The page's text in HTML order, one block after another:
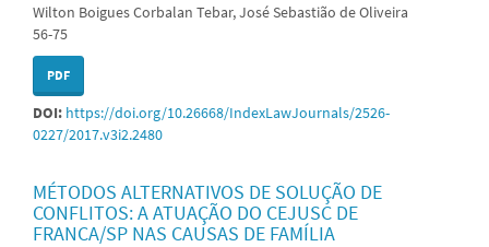
Wilton Boigues Corbalan Tebar, José Sebastião de Oliveira
56-75
PDF
DOI: https://doi.org/10.26668/IndexLawJournals/2526-
0227/2017.v3i2.2480
MÉTODOS ALTERNATIVOS DE SOLUÇÃO DE
CONFLITOS: A ATUAÇÃO DO CEJUSC DE
FRANCA/SP NAS CAUSAS DE FAMÍLIA